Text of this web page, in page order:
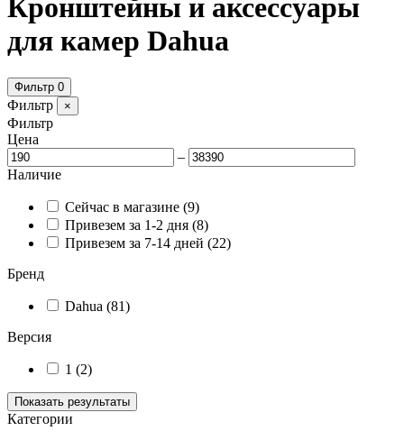
Кронштейны и аксессуары
для камер Dahua
Фильтр 0
Фильтр ×
Фильтр
Цена
–
Наличие
Сейчас в магазине (9)
Привезем за 1-2 дня (8)
Привезем за 7-14 дней (22)
Бренд
Dahua (81)
Версия
1 (2)
Показать результаты
Категории